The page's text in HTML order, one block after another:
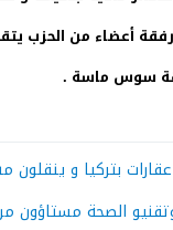
رفقة أعضاء من الحزب
سوس ماسة .
بتركيا و ينقلون
الصحة مستاؤون من